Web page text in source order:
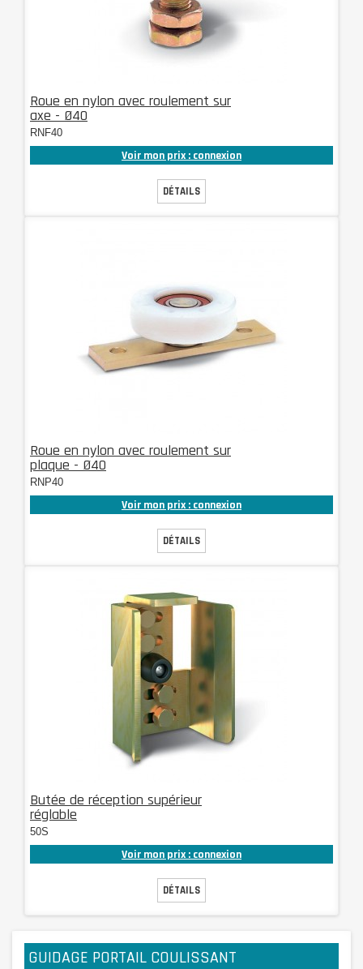
Roue en nylon avec roulement sur
axe - Ø40
RNF40
Voir mon prix : connexion
DÉTAILS
Roue en nylon avec roulement sur
plaque - Ø40
RNP40
Voir mon prix : connexion
DÉTAILS
Butée de réception supérieur
réglable
50S
Voir mon prix : connexion
DÉTAILS
GUIDAGE PORTAIL COULISSANT